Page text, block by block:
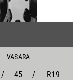
VASARA
/ 45 / R19